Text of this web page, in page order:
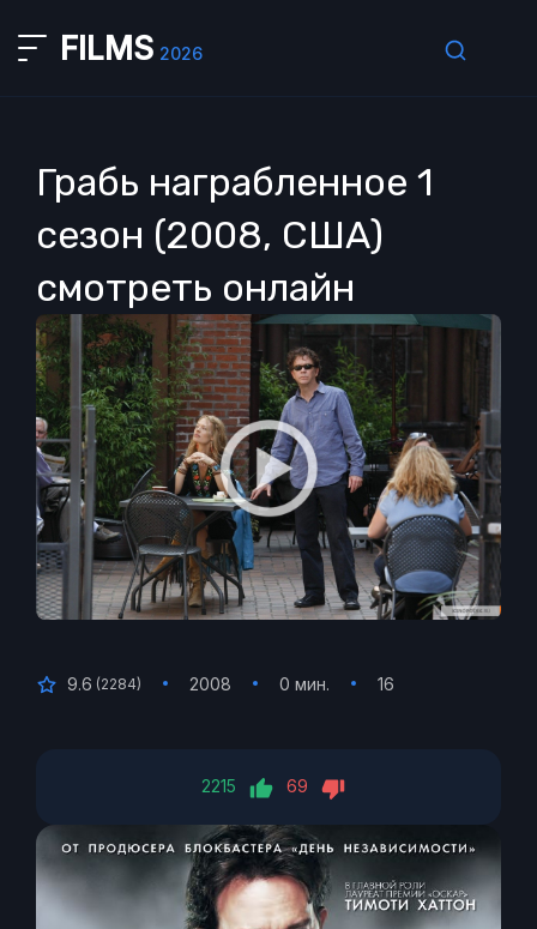
FILMS 2026
Грабь награбленное 1
сезон (2008, США)
смотреть онлайн
9.6 (2284) 2008 0 мин. 16
2215 69